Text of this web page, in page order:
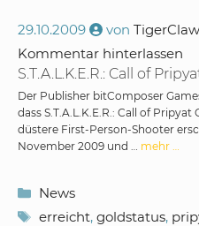
S.T.A.L.K.E.R.: Call of
29.10.2009 von TigerClaw
Kommentar hinterlassen
Der Publisher bitComposer
dass S.T.A.L.K.E.R.: Call of
düstere First-Person-Shooter
November 2009 und … mehr …
Kategorien
News
Schlagwörter
erreicht, goldstatus,